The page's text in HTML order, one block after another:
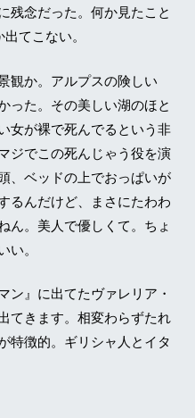
残念だった。何か見たこと
てこない。
観か。アルプスの険しい
った。その美しい湖のほと
女が裸で死んでるという非
ジでこの死んじゃう役を演
、ベッドの上でおっぱいが
るんだけど、まさにたわわ
ん。美人で優しくて。ちょ
い。
ン』に出てたヴァレリア・
てきます。相変わらずたれ
特徴的。ギリシャ人とイタ